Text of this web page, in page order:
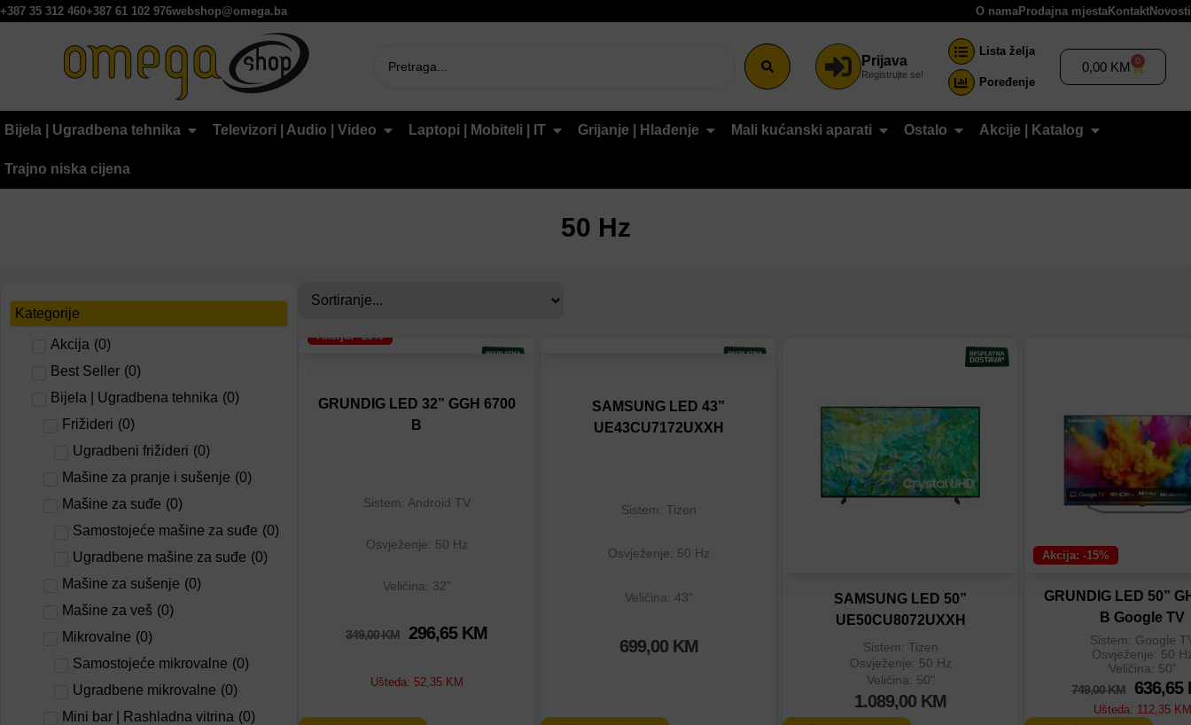
+387 35 312 460+387 61 102 976webshop@omega.ba O nama Prodajna mjesta KontaktNovosti
Prijava
Registrujte se!
Lista želja
Poređenje
0,00 KM 0
Bijela | Ugradbena tehnika Televizori | Audio | Video Laptopi | Mobiteli | IT Grijanje | Hlađenje Mali kućanski aparati Ostalo Akcije | Katalog
Trajno niska cijena
50 Hz
Kategorije
Akcija (0)
Best Seller (0)
Bijela | Ugradbena tehnika (0)
Frižideri (0)
Ugradbeni frižideri (0)
Mašine za pranje i sušenje (0)
Mašine za suđe (0)
Samostojeće mašine za suđe (0)
Ugradbene mašine za suđe (0)
Mašine za sušenje (0)
Mašine za veš (0)
Mikrovalne (0)
Samostojeće mikrovalne (0)
Ugradbene mikrovalne (0)
Mini bar | Rashladna vitrina (0)
Akcija: -15%
Dodaj u poređenje
GRUNDIG LED 32” GGH 6700
B
Sistem: Android TV
Osvježenje: 50 Hz
Veličina: 32"
349,00KM 296,65 KM
Ušteda: 52,35 KM
Dodaj u poređenje
SAMSUNG LED 43”
UE43CU7172UXXH
Sistem: Tizen
Osvježenje: 50 Hz
Veličina: 43"
699,00 KM
SAMSUNG LED 50”
UE50CU8072UXXH
Sistem: Tizen
Osvježenje: 50 Hz
Veličina: 50"
1.089,00 KM
Akcija: -15%
GRUNDIG LED 50”
B Google TV
Sistem: Google
Osvježenje: 50
Veličina: 50"
749,00KM 636,65
Ušteda: 112,35 KM